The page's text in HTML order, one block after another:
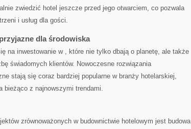
zwiedzić hotel⁢ jeszcze przed jego otwarciem, co pozwala⁣
i usług dla gości.
dla środowiska
na inwestowanie ‍w​ , które nie tylko dbają o ⁤planetę, ale także‍
świadomych klientów. ⁢Nowoczesne rozwiązania
stają ​się coraz bardziej ⁢popularne ⁢w branży hotelarskiej,
bieżąco z ‌najnowszymi trendami.
‌zrównoważonych ⁢w budownictwie⁣ hotelowym jest budowa